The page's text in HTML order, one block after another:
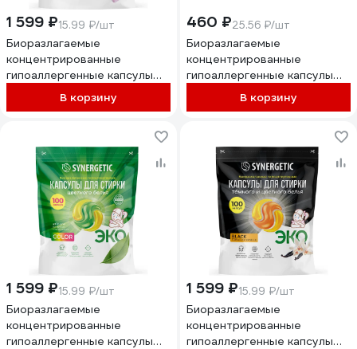
1 599 ₽15.99 ₽/шт
Биоразлагаемые
концентрированные
гипоаллергенные капсулы
для стирки SYNERGETIC ALL
IN ONE Магическая орхидея,
В корзину
460 ₽25.56 ₽/шт
Биоразлагаемые
концентрированные
гипоаллергенные капсулы
для стирки SYNERGETIC
UNIVERSAL Бескрайний
В корзину
1 599 ₽15.99 ₽/шт
Биоразлагаемые
концентрированные
гипоаллергенные капсулы
1 599 ₽15.99 ₽/шт
Биоразлагаемые
концентрированные
гипоаллергенные капсулы